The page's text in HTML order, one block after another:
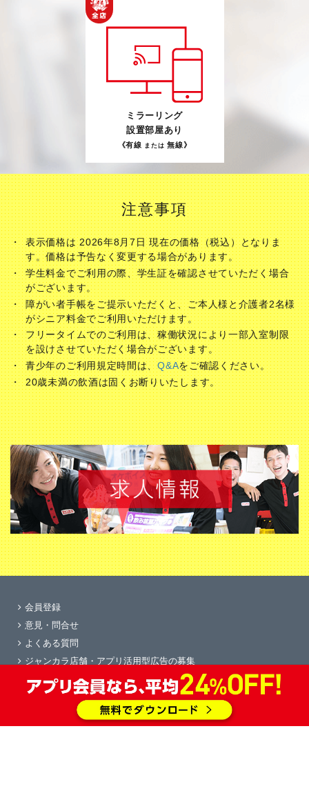
ミラーリング
設置部屋あり
《有線 または 無線》
注意事項
表示価格は 2026年8月7日 現在の価格（税込）となりま
す。価格は予告なく変更する場合があります。
学生料金でご利用の際、学生証を確認させていただく場合
がございます。
障がい者手帳をご提示いただくと、ご本人様と介護者2名様
がシニア料金でご利用いただけます。
フリータイムでのご利用は、稼働状況により一部入室制限
を設けさせていただく場合がございます。
青少年のご利用規定時間は、Q&Aをご確認ください。
20歳未満の飲酒は固くお断りいたします。
会員登録
意見・問合せ
よくある質問
ジャンカラ店舗・アプリ活用型広告の募集
学園祭協賛
求人情報